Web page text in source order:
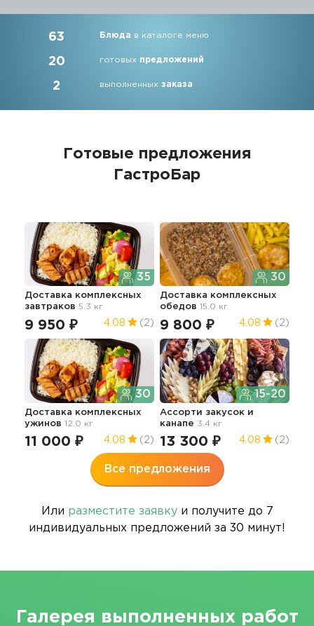
63 Блюда в каталоге меню
20 готовых предложений
2 выполненныхзаказа
Готовые предложения
ГастроБар
35
Доставка комплексных
завтраков 5.3 кг
9 950 ₽ 4.08 (2)
30
Доставка комплексных
обедов
15.0 кг
9 800 ₽ 4.08 (2)
30
Доставка комплексных
ужинов 12.0 кг
11 000 ₽ 4.08 (2)
15-20
Ассорти закусок и
канапе 3.4 кг
13 300 ₽ 4.08 (2)
Все предложения
Или разместите заявкуи получите до 7
индивидуальных предложений за 30 минут!
Галерея выполненных работ